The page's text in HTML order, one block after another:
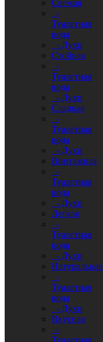
Свежая
-
Туалетная
вода
- Духи
Стойкая
-
Туалетная
вода
- Духи
Сладкая
-
Туалетная
вода
- Духи
Винтажная
-
Туалетная
вода
- Духи
Легкая
-
Туалетная
вода
- Духи
Натуральная
-
Туалетная
вода
- Духи
Вкусная
-
Туалетная